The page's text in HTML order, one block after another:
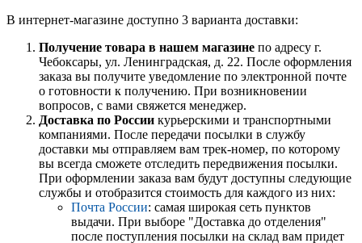
В интернет-магазине доступно 3 варианта доставки:
Получение товара в нашем магазине по адресу г.
Чебоксары, ул. Ленинградская, д. 22. После оформления
заказа вы получите уведомление по электронной почте
о готовности к получению. При возникновении
вопросов, с вами свяжется менеджер.
Доставка по России курьерскими и транспортными
компаниями. После передачи посылки в службу
доставки мы отправляем вам трек-номер, по которому
вы всегда сможете отследить передвижения посылки.
При оформлении заказа вам будут доступны следующие
службы и отобразится стоимость для каждого из них:
Почта России: самая широкая сеть пунктов
выдачи. При выборе "Доставка до отделения"
после поступления посылки на склад вам придет